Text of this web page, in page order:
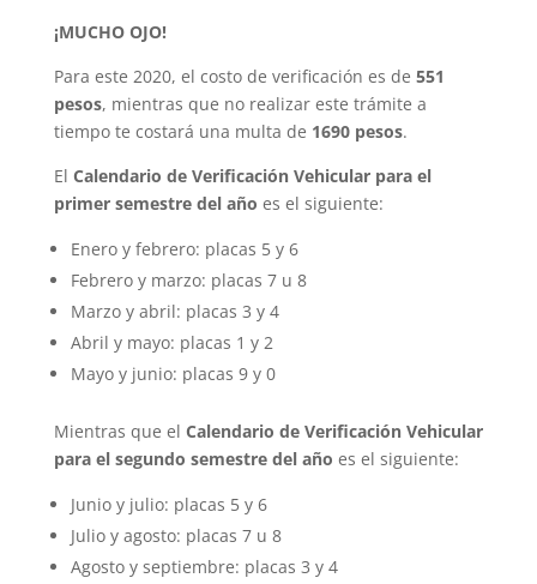
¡MUCHO OJO!
Para este 2020, el costo de verificación es de 551
pesos, mientras que no realizar este trámite a
tiempo te costará una multa de 1690 pesos.
El Calendario de Verificación Vehicular para el
primer semestre del año es el siguiente:
Enero y febrero: placas 5 y 6
Febrero y marzo: placas 7 u 8
Marzo y abril: placas 3 y 4
Abril y mayo: placas 1 y 2
Mayo y junio: placas 9 y 0
Mientras que el Calendario de Verificación Vehicular
para el segundo semestre del año es el siguiente:
Junio y julio: placas 5 y 6
Julio y agosto: placas 7 u 8
Agosto y septiembre: placas 3 y 4